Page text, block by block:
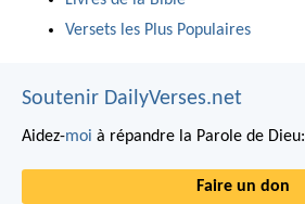
Versets les Plus Populaires
Soutenir DailyVerses.net
Aidez-moi à répandre la Parole de Dieu:
Faire un don